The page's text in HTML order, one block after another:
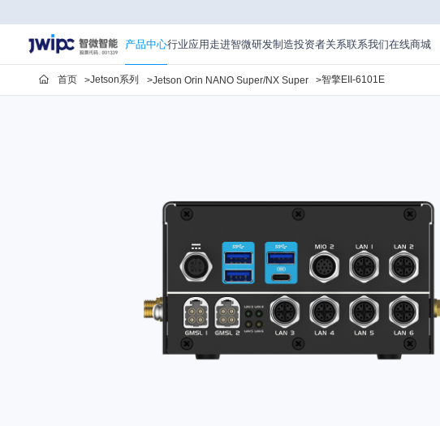
6101E
产品中心行业应用 走进智微研发制造投资者关系联系我们在线商城
首页 Jetson系列 Jetson Orin NANO Super/NX Super 智擎EII-6101E